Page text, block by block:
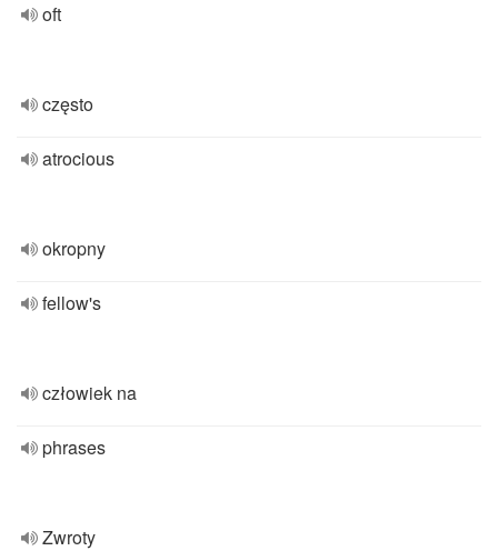
oft
często
atrocious
okropny
fellow's
człowiek na
phrases
Zwroty